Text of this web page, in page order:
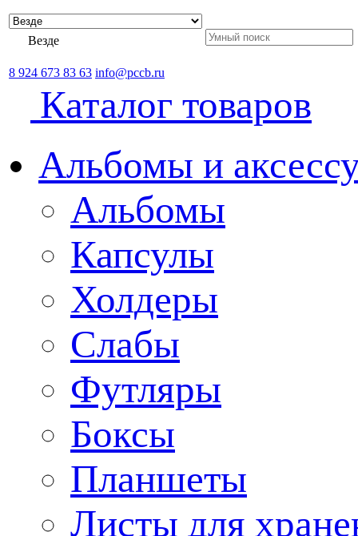
Везде
8 924 673 83 63 info@pccb.ru
Каталог товаров
Альбомы и
Альбомы
Капсулы
Холдеры
Слабы
Футляры
Боксы
Планшеты
Листы для